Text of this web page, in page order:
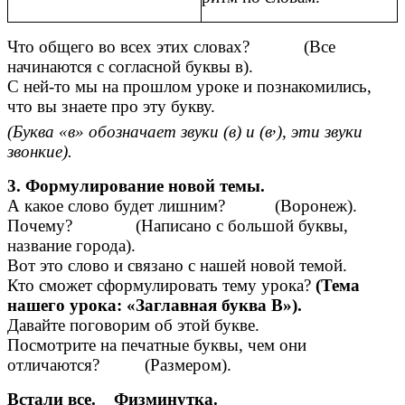
Что общего во всех этих словах? (Все
начинаются с согласной буквы в).
С ней-то мы на прошлом уроке и познакомились,
что вы знаете про эту букву.
(Буква «в» обозначает звуки (в) и (в,), эти звуки
звонкие).
3. Формулирование новой темы.
А какое слово будет лишним? (Воронеж).
Почему? (Написано с большой буквы,
название города).
Вот это слово и связано с нашей новой темой.
Кто сможет сформулировать тему урока? (Тема
нашего урока: «Заглавная буква В»).
Давайте поговорим об этой букве.
Посмотрите на печатные буквы, чем они
отличаются? (Размером).
Встали все. Физминутка.